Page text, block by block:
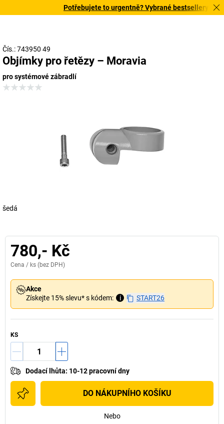
Potřebujete to urgentně? Vybrané bestsellery
Čís.: 743950 49
Objímky pro řetězy – Moravia
pro systémové zábradlí
šedá
780,- Kč
Cena / ks (bez DPH)
Akce
Získejte 15% slevu* s kódem:
i START26
KS
Dodací lhůta: 10-12 pracovní dny
DO NÁKUPNÍHO KOŠÍKU
Nebo